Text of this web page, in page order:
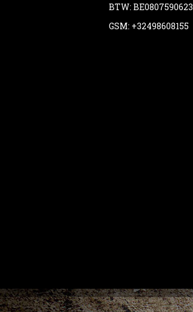
BTW: BE0807590623
GSM: +32498608155